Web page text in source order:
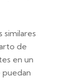
similares
de
en un